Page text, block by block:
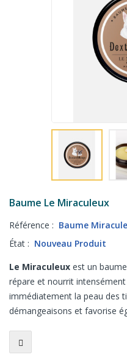
Baume Le Miraculeux
Référence : Baume
État : Nouveau Produit
Le Miraculeux est un baume
répare et nourrit
immédiatement la peau des
démangeaisons et favorise